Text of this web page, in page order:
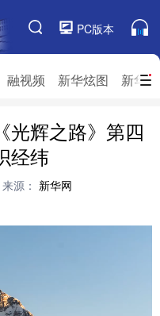
PC版本
融视频 新华炫图 新华
原创报道
融视频
华云直播
文化旅游
光辉之路》第四
经纬
来源： 新华网